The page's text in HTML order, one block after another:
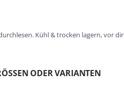
Kühl & trocken lagern, vor
ODER VARIANTEN